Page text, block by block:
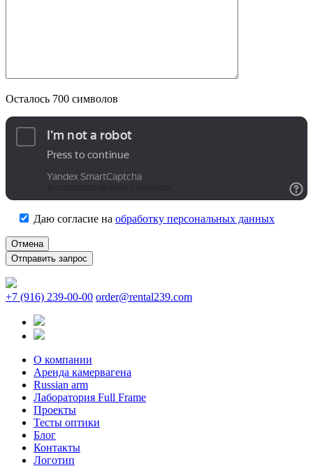
Осталось 700 символов
Даю согласие на обработку персональных данных
Отмена
+7 (916) 239-00-00 order@rental239.com
О компании
Аренда камервагена
Russian arm
Лаборатория Full Frame
Проекты
Тесты оптики
Блог
Контакты
Логотип